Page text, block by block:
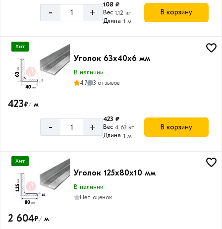
- +
108 ₽
Вес 1.12 кг
Длина 1 м
В корзину
Хит
Уголок 63х40х6 мм
В наличии
4.7
3 отзывов
423₽/ м
- +
423 ₽
Вес 4.63 кг
Длина 1 м
В корзину
Хит
Уголок 125х80х10 мм
В наличии
Нет оценок
2 604₽/ м